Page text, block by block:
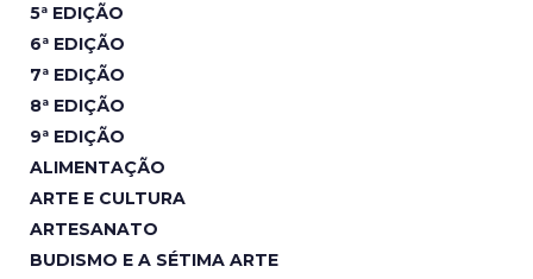
5ª EDIÇÃO
6ª EDIÇÃO
7ª EDIÇÃO
8ª EDIÇÃO
9ª EDIÇÃO
ALIMENTAÇÃO
ARTE E CULTURA
ARTESANATO
BUDISMO E A SÉTIMA ARTE